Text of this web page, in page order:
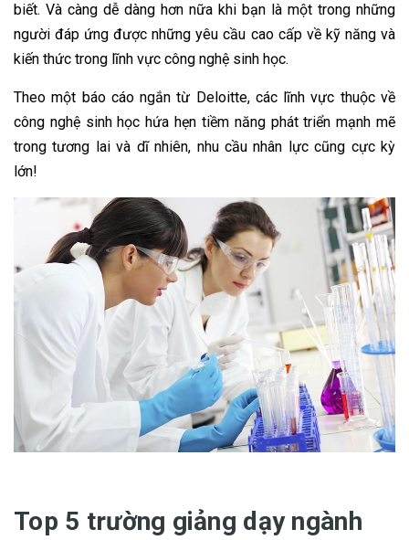
biết. Và càng dễ dàng hơn nữa khi bạn là một trong những
người đáp ứng được những yêu cầu cao cấp về kỹ năng và
kiến thức trong lĩnh vực công nghệ sinh học.
Theo một báo cáo ngắn từ Deloitte, các lĩnh vực thuộc về
công nghệ sinh học hứa hẹn tiềm năng phát triển mạnh mẽ
trong tương lai và dĩ nhiên, nhu cầu nhân lực cũng cực kỳ
lớn!
Top 5 trường giảng dạy ngành